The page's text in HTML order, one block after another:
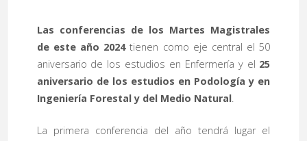
Las conferencias de los Martes Magistrales
de este año 2024tienen como eje central el 50
aniversario de los estudios en Enfermería y el 25
aniversario de los estudios en Podología y en
Ingeniería Forestal y del Medio Natural.
La primera conferencia del año tendrá lugar el